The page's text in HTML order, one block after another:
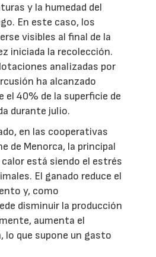
y la humedad del
En este caso, los
visibles al final de la
iniciada la recolección.
analizadas por
ha alcanzado
el 40% de la superficie de
durante julio.
en las cooperativas
de Menorca, la principal
está siendo el estrés
El ganado reduce el
y, como
disminuir la producción
aumenta el
lo que supone un gasto